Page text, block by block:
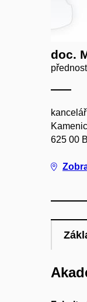
doc.
625 00